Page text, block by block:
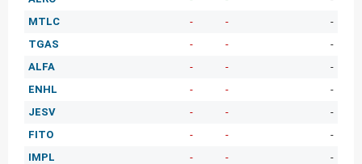
MTLC
- -
-
TGAS
- -
-
ALFA
- -
-
ENHL
- -
-
JESV
- -
-
FITO
- -
-
IMPL
- - -